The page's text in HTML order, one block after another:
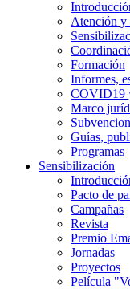
Atención y
Formación
Informes,
COVID19
Marco
Guías,
Programas
Sensibilización
Pacto de
Campañas
Revista
Premio
Jornadas
Proyectos
Película